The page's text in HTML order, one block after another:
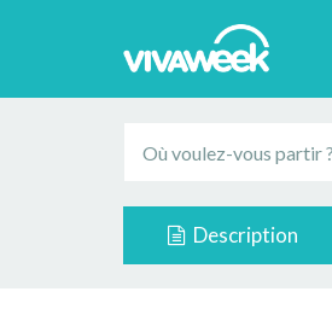
Description